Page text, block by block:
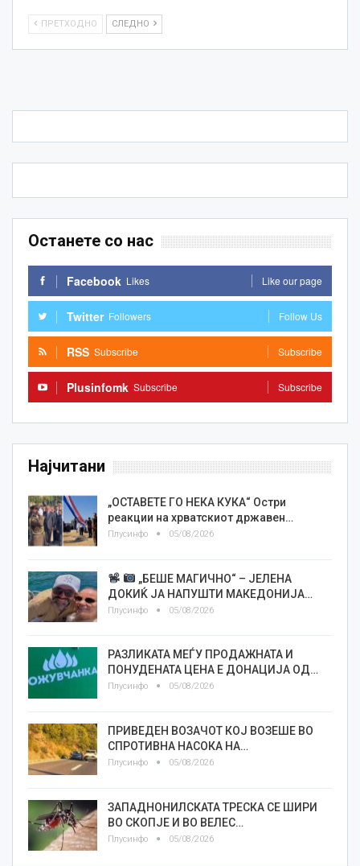
ПРЕТХОДНО СЛЕДНО
Останете со нас
Facebook Likes Like our page
Twitter Followers Follow Us
RSS Subscribe Subscribe
Plusinfomk Subscribe Subscribe
Најчитани
„ОСТАВЕТЕ ГО НЕКА КУКА“ Остри
реакции на хрватскиот државен…
Плусинфо 05/08/2026
„БЕШЕ МАГИЧНО“ – ЈЕЛЕНА
ДОКИЌ ЈА НАПУШТИ МАКЕДОНИЈА…
Плусинфо 05/08/2026
РАЗЛИКАТА МЕЃУ ПРОДАЖНАТА И
ПОНУДЕНАТА ЦЕНА Е ДОНАЦИЈА ОД…
Плусинфо 05/08/2026
ПРИВЕДЕН ВОЗАЧОТ КОЈ ВОЗЕШЕ ВО
СПРОТИВНА НАСОКА НА…
Плусинфо 05/08/2026
ЗАПАДНОНИЛСКАТА ТРЕСКА СЕ ШИРИ
ВО СКОПЈЕ И ВО ВЕЛЕС…
Плусинфо 05/08/2026